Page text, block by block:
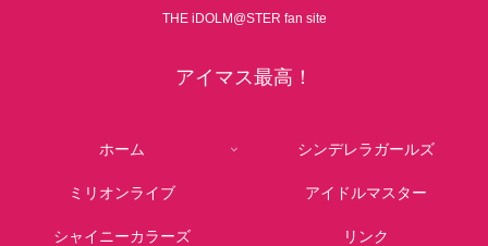
THE iDOLM@STER fan site
アイマス最高！
ホーム シンデレラガールズ
ミリオンライブ アイドルマスター
シャイニーカラーズ リンク